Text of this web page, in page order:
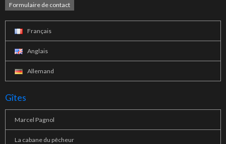
Formulaire de contact
Français
Anglais
Allemand
Gîtes
Marcel Pagnol
La cabane du pêcheur